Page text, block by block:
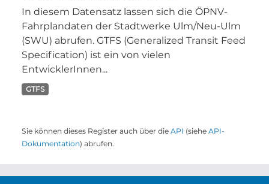
In diesem Datensatz lassen sich die ÖPNV-
Fahrplandaten der Stadtwerke Ulm/Neu-Ulm
(SWU) abrufen. GTFS (Generalized Transit Feed
Specification) ist ein von vielen
EntwicklerInnen...
GTFS
Sie können dieses Register auch über die API (siehe API-
Dokumentation) abrufen.